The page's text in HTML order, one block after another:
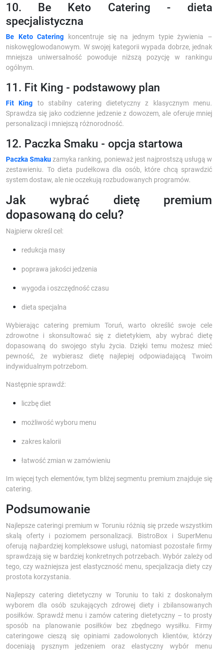
10. Be Keto Catering - dieta
specjalistyczna
Be Keto Catering koncentruje się na jednym typie żywienia –
niskowęglowodanowym. W swojej kategorii wypada dobrze, jednak
mniejsza uniwersalność powoduje niższą pozycję w rankingu
ogólnym.
11. Fit King - podstawowy plan
Fit King to stabilny catering dietetyczny z klasycznym menu.
Sprawdza się jako codzienne jedzenie z dowozem, ale oferuje mniej
personalizacji i mniejszą różnorodność.
12. Paczka Smaku - opcja startowa
Paczka Smakuzamyka ranking, ponieważ jest najprostszą usługą w
zestawieniu. To dieta pudełkowa dla osób, które chcą sprawdzić
system dostaw, ale nie oczekują rozbudowanych programów.
Jak wybrać dietę premium
dopasowaną do celu?
Najpierw określ cel:
redukcja masy
poprawa jakości jedzenia
wygoda i oszczędność czasu
dieta specjalna
Wybierając catering premium Toruń, warto określić swoje cele
zdrowotne i skonsultować się z dietetykiem, aby wybrać dietę
dopasowaną do swojego stylu życia. Dzięki temu możesz mieć
pewność, że wybierasz dietę najlepiej odpowiadającą Twoim
indywidualnym potrzebom.
Następnie sprawdź:
liczbę diet
możliwość wyboru menu
zakres kalorii
łatwość zmian w zamówieniu
Im więcej tych elementów, tym bliżej segmentu premium znajduje się
catering.
Podsumowanie
Najlepsze cateringi premium w Toruniu różnią się przede wszystkim
skalą oferty i poziomem personalizacji. BistroBox i SuperMenu
oferują najbardziej kompleksowe usługi, natomiast pozostałe firmy
sprawdzają się w bardziej konkretnych potrzebach. Wybór zależy od
tego, czy ważniejsza jest elastyczność menu, specjalizacja diety czy
prostota korzystania.
Najlepszy catering dietetyczny w Toruniu to taki z doskonałym
wyborem dla osób szukających zdrowej diety i zbilansowanych
posiłków. Sprawdź menu i zamów catering dietetyczny – to prosty
sposób na planowanie posiłków bez zbędnego wysiłku. Firmy
cateringowe cieszą się opiniami zadowolonych klientów, którzy
doceniają pysznym jedzeniem oraz elastyczny wybór menu